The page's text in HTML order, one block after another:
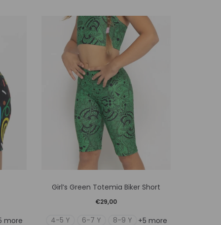
more
το
έχει
Girl’s Green Totemia Biker Short
€29,00
4-5 Y 6-7 Y 8-9 Y +5 more